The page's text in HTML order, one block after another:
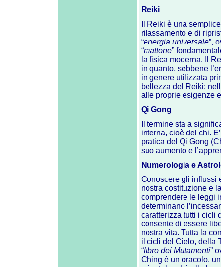
Reiki
Il Reiki è una
rilassamento e di
“energia universale”,
“mattone”
la fisica moderna. Il
in quanto, sebbene
in genere utilizzata
bellezza del Reiki:
alle proprie esigenze
Qi Gong
Il termine sta a
interna, cioè del chi.
pratica del Qi Gong
suo aumento e
Numerologia e
Conoscere gli influssi
nostra costituzione e
comprendere le leggi
determinano
caratterizza tutti i cicli
consente di essere
nostra vita. Tutta la
il cicli del Cielo, della
“libro dei Mutamenti”
Ching è un oracolo,